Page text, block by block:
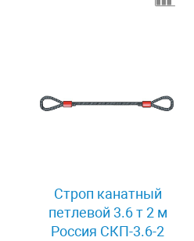
Строп канатный
петлевой 3.6 т 2 м
Россия СКП-3.6-2